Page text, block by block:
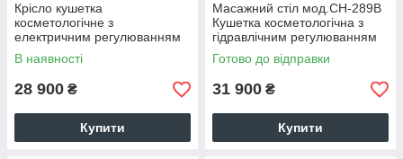
Крісло кушетка
косметологічне з
електричним регулюванням
висоти мод. СН-246 (3 секції)
В наявності
28 900 ₴
Купити
Масажний стіл мод.СН-289В
Кушетка косметологічна з
гідравлічним регулюванням
висоти
Готово до відправки
31 900 ₴
Купити